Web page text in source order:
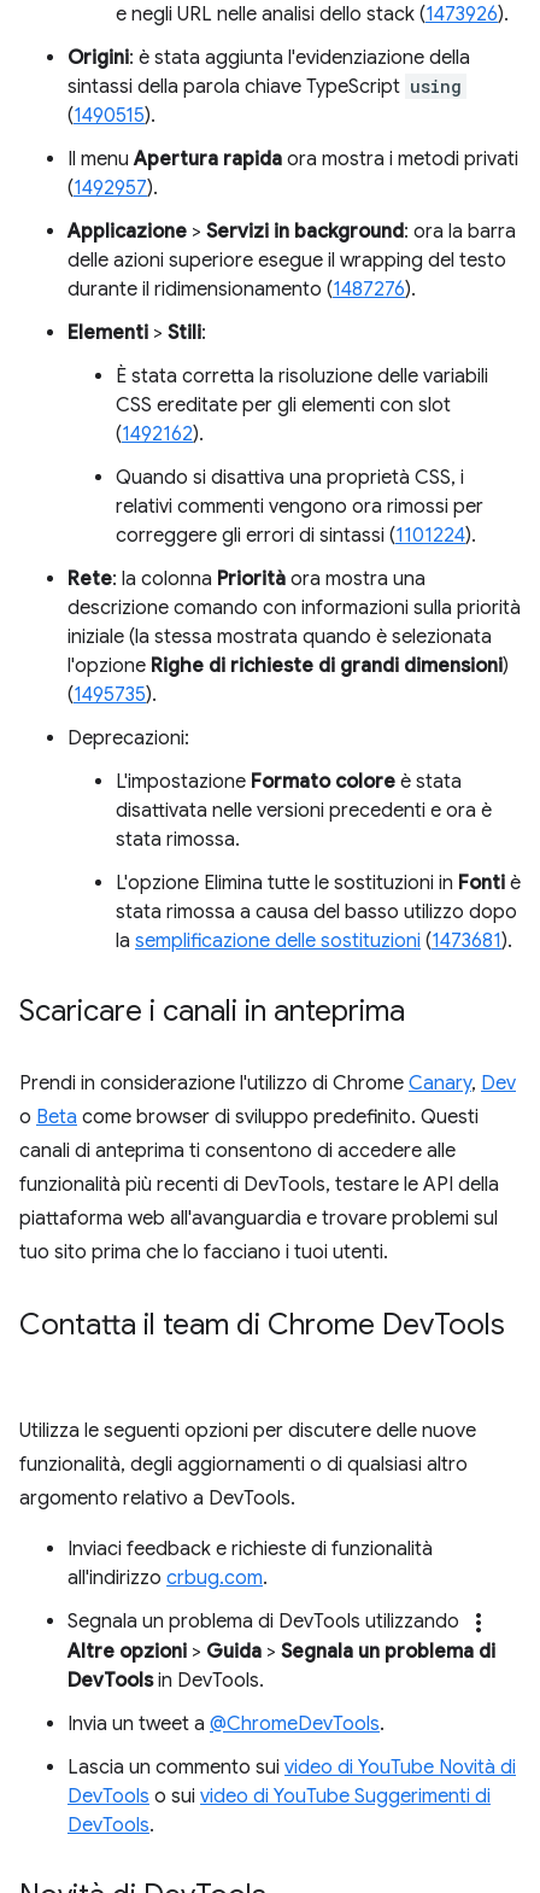
e negli URL nelle analisi dello stack (1473926).
Origini: è stata aggiunta l'evidenziazione della
sintassi della parola chiave TypeScript using
(1490515).
Il menuApertura rapida ora mostra i metodi privati
(1492957).
Applicazione > Servizi in background: ora la barra
delle azioni superiore esegue il wrapping del testo
durante il ridimensionamento (1487276).
Elementi > Stili:
È stata corretta la risoluzione delle variabili
CSS ereditate per gli elementi con slot
(1492162).
Quando si disattiva una proprietà CSS, i
relativi commenti vengono ora rimossi per
correggere gli errori di sintassi (1101224).
Rete: la colonna Priorità ora mostra una
descrizione comando con informazioni sulla priorità
iniziale (la stessa mostrata quando è selezionata
l'opzione Righe di richieste di grandi dimensioni)
(1495735).
Deprecazioni:
L'impostazione Formato colore è stata
disattivata nelle versioni precedenti e ora è
stata rimossa.
L'opzione Elimina tutte le sostituzioni in Fonti è
stata rimossa a causa del basso utilizzo dopo
la semplificazione delle sostituzioni (1473681).
Scaricare i canali in anteprima
Prendi in considerazione l'utilizzo di Chrome Canary, Dev
o Beta come browser di sviluppo predefinito. Questi
canali di anteprima ti consentono di accedere alle
funzionalità più recenti di DevTools, testare le API della
piattaforma web all'avanguardia e trovare problemi sul
tuo sito prima che lo facciano i tuoi utenti.
Contatta il team di Chrome DevTools
Utilizza le seguenti opzioni per discutere delle nuove
funzionalità, degli aggiornamenti o di qualsiasi altro
argomento relativo a DevTools.
Inviaci feedback e richieste di funzionalità
all'indirizzo crbug.com.
Segnala un problema di DevTools utilizzando
more_vert
Altre opzioni > Guida > Segnala un problema di
DevToolsin DevTools.
Invia un tweet a @ChromeDevTools.
Lascia un commento sui video di YouTube Novità di
DevTools o sui video di YouTube Suggerimenti di
DevTools.